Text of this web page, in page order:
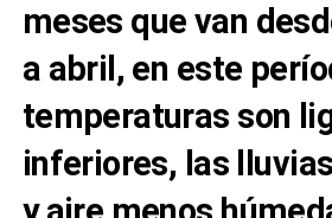
meses que van
a abril, en este
temperaturas son
inferiores, las